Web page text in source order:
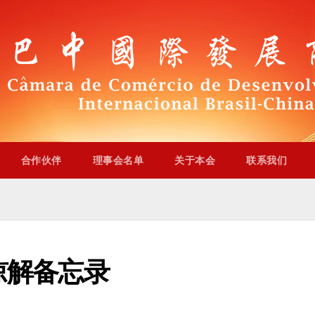
合作伙伴 理事会名单 关于本会 联系我们
备忘录